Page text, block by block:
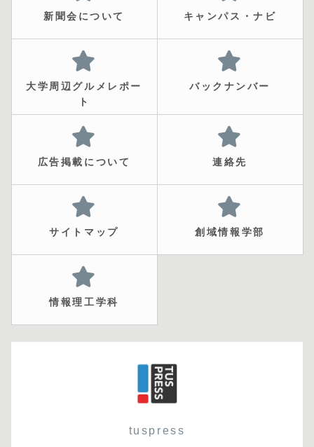
新聞会について キャンパス・ナビ
大学周辺グルメレポー
ト
バックナンバー
広告掲載について 連絡先
サイトマップ 創域情報学部
情報理工学科
tuspress